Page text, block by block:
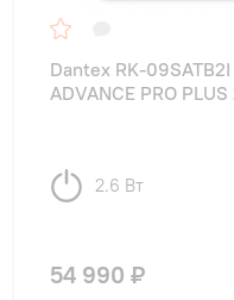
Dantex RK-
ADVANCE PRO
2.6 Вт
54 990 ₽